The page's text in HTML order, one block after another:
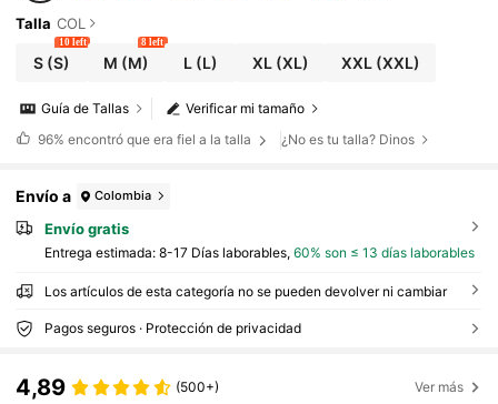
Talla COL
S (S)
10 left
M (M)
8 left
L (L) XL (XL) XXL(XXL)
Verificar mi tamaño
Guía de Tallas
96% encontró que era fiel a la talla ¿No es tu talla? Dinos
Envío a Colombia
Envío gratis
Entrega estimada: 8-17 Días laborables, 60% son ≤ 13 días laborables
Los artículos de esta categoría no se pueden devolver ni cambiar
Pagos seguros · Protección de privacidad
4,89 (500+) Ver más